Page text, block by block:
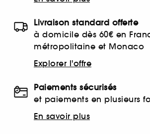
Livraison standard offerte
à domicile dès 60€ en
métropolitaine et Monaco
Explorer l'offre
Paiements sécurisés
et paiements en plusieurs
En savoir plus